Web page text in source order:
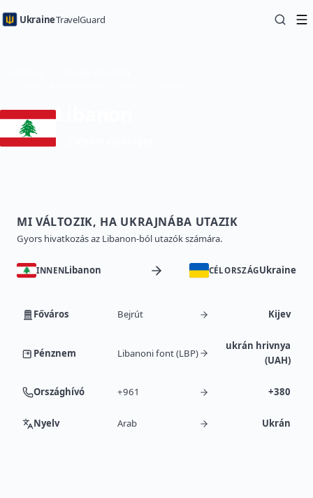
UkraineTravelGuard
MI VÁLTOZIK, HA UKRAJNÁBA UTAZIK
Gyors hivatkozás az Libanon-ból utazók számára.
INNENLibanon CÉLORSZÁGUkraine
Főváros Bejrút Kijev
Pénznem Libanoni font (LBP)
ukrán hrivnya
(UAH)
Országhívó +961 +380
Nyelv Arab Ukrán